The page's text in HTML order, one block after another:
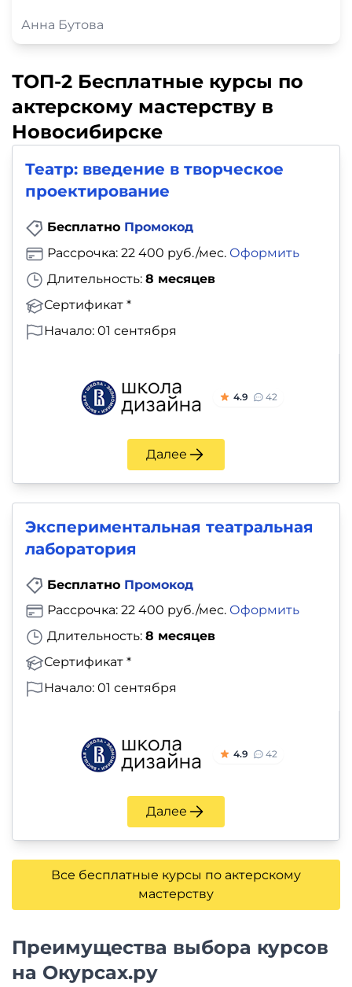
Анна Бутова
ТОП-2 Бесплатные курсы по
актерскому мастерству в
Новосибирске
Театр: введение в творческое
проектирование
Бесплатно Промокод
Длительность: 8 месяцев
Сертификат *
Рассрочка: 22 400 руб./мес. Оформить
Начало: 01 сентября
4.9 42
Далее
Экспериментальная театральная
лаборатория
Бесплатно Промокод
Длительность: 8 месяцев
Сертификат *
Рассрочка: 22 400 руб./мес. Оформить
Начало: 01 сентября
4.9 42
Далее
Все бесплатные курсы по актерскому
мастерству
Преимущества выбора курсов
на Окурсах.ру